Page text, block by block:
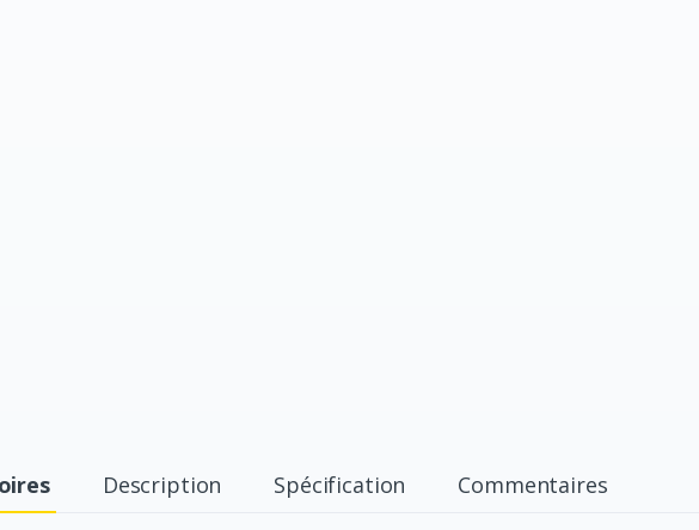
Description Spécification Commentaires